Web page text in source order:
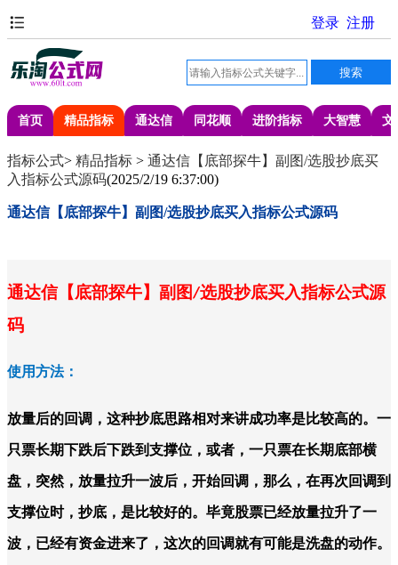
首页 精品指标 通达信 同花顺 进阶指标 大智慧 文
指标公式> 精品指标 > 通达信【底部探牛】副图/选股抄底买
入指标公式源码(2025/2/19 6:37:00)
通达信【底部探牛】副图/选股抄底买入指标公式源码
通达信【底部探牛】副图/选股抄底买入指标公式源
码
使用方法：
放量后的回调，这种抄底思路相对来讲成功率是比较高的。一
只票长期下跌后下跌到支撑位，或者，一只票在长期底部横
盘，突然，放量拉升一波后，开始回调，那么，在再次回调到
支撑位时，抄底，是比较好的。毕竟股票已经放量拉升了一
波，已经有资金进来了，这次的回调就有可能是洗盘的动作。